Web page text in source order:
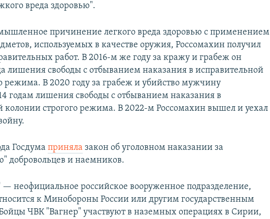
вреда здоровью".
причинение легкого вреда здоровью с применением
используемых в качестве оружия, Россомахин получил
работ. В 2016-м же году за кражу и грабеж он
лишения свободы с отбыванием наказания в исправительной
режима. В 2020 году за грабеж и убийство мужчину
годам лишения свободы с отбыванием наказания в
колонии строгого режима. В 2022-м Россомахин вышел и уехал
Госдумаприняла закон об уголовном наказании за
добровольцев и наемников.
неофициальное российское вооруженное подразделение,
к Минобороны России или другим государственным
ЧВК "Вагнер" участвуют в наземных операциях в Сирии,